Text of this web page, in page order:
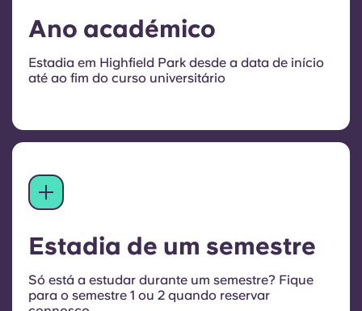
Ano académico
Estadia em Highfield Park desde a data de início
até ao fim do curso universitário
Estadia de um semestre
Só está a estudar durante um semestre? Fique
para o semestre 1 ou 2 quando reservar